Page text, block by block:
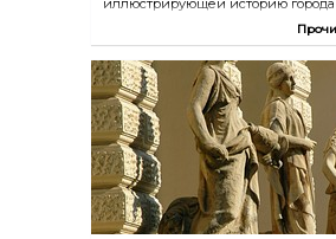
иллюстрирующей историю города
первобытных времен до наших
подвале музея можно увидеть
археологами остатки римской
когда-то проходила на месте
здания. При музее работают два
археологических парка, в
увидеть результаты раскопок
города Эмона.